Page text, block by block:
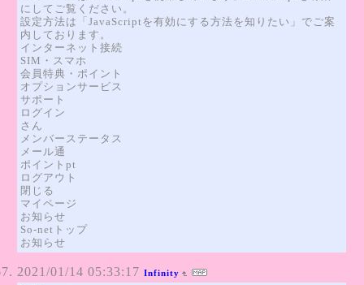
にしてご覧ください。
設定方法は「JavaScriptを有効にする方法を知りたい」でご案
内しております。
インターネット接続
SIM・スマホ
会員特典・ポイント
オプションサービス
サポート
ログイン
さん
メンバーステータス
メール通
ポイントpt
ログアウト
閉じる
マイページ
お知らせ
So-netトップ
お知らせ
2021/01/14 05:33:17 Infinity